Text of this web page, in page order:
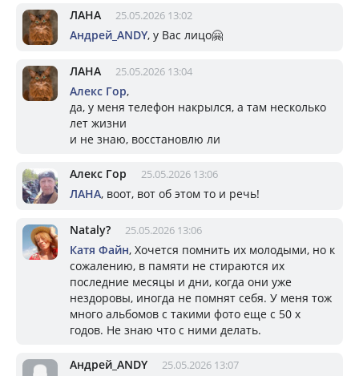
ЛАНА 25.05.2026 13:02
Андрей_ANDY, у Вас лицо🤗
ЛАНА 25.05.2026 13:04
Алекс Гор,
да, у меня телефон накрылся, а там несколько
лет жизни
и не знаю, восстановлю ли
Алекс Гор 25.05.2026 13:06
ЛАНА, воот, вот об этом то и речь!
Nataly? 25.05.2026 13:06
Катя Файн, Хочется помнить их молодыми, но к
сожалению, в памяти не стираются их
последние месяцы и дни, когда они уже
нездоровы, иногда не помнят себя. У меня тож
много альбомов с такими фото еще с 50 х
годов. Не знаю что с ними делать.
Андрей_ANDY 25.05.2026 13:07